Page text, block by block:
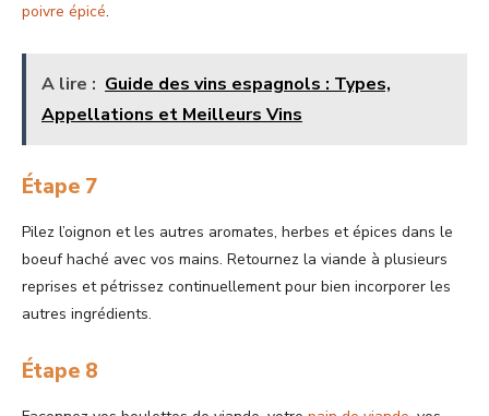
poivre épicé.
A lire : Guide des vins espagnols : Types,
Appellations et Meilleurs Vins
Étape 7
Pilez l’oignon et les autres aromates, herbes et épices dans le
boeuf haché avec vos mains. Retournez la viande à plusieurs
reprises et pétrissez continuellement pour bien incorporer les
autres ingrédients.
Étape 8